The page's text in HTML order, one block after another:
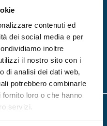
contenuti ed
dei social media e per
inoltre
il nostro sito con i
di analisi dei dati web,
potrebbero combinarle
loro o che hanno
servizi.
nunc sit. Mauris
et
id cras eu lacus